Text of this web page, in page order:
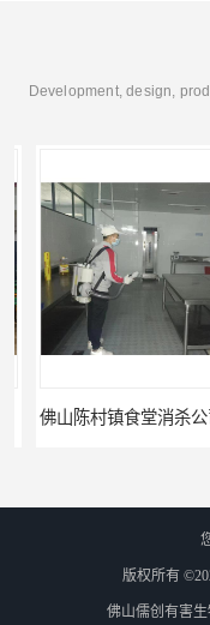
Development, design,
版权所有
佛山儒创有害